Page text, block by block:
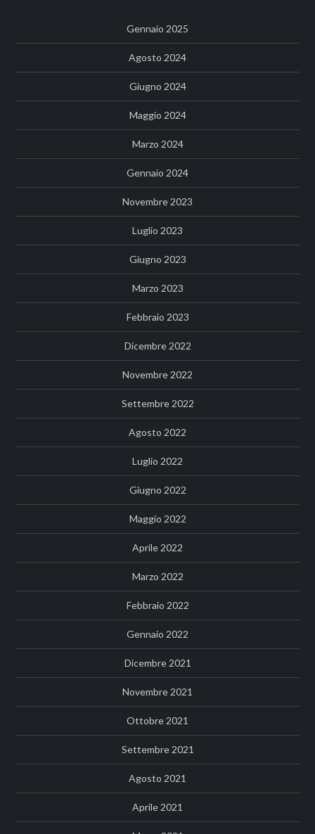
Gennaio 2025
Agosto 2024
Giugno 2024
Maggio 2024
Marzo 2024
Gennaio 2024
Novembre 2023
Luglio 2023
Giugno 2023
Marzo 2023
Febbraio 2023
Dicembre 2022
Novembre 2022
Settembre 2022
Agosto 2022
Luglio 2022
Giugno 2022
Maggio 2022
Aprile 2022
Marzo 2022
Febbraio 2022
Gennaio 2022
Dicembre 2021
Novembre 2021
Ottobre 2021
Settembre 2021
Agosto 2021
Aprile 2021